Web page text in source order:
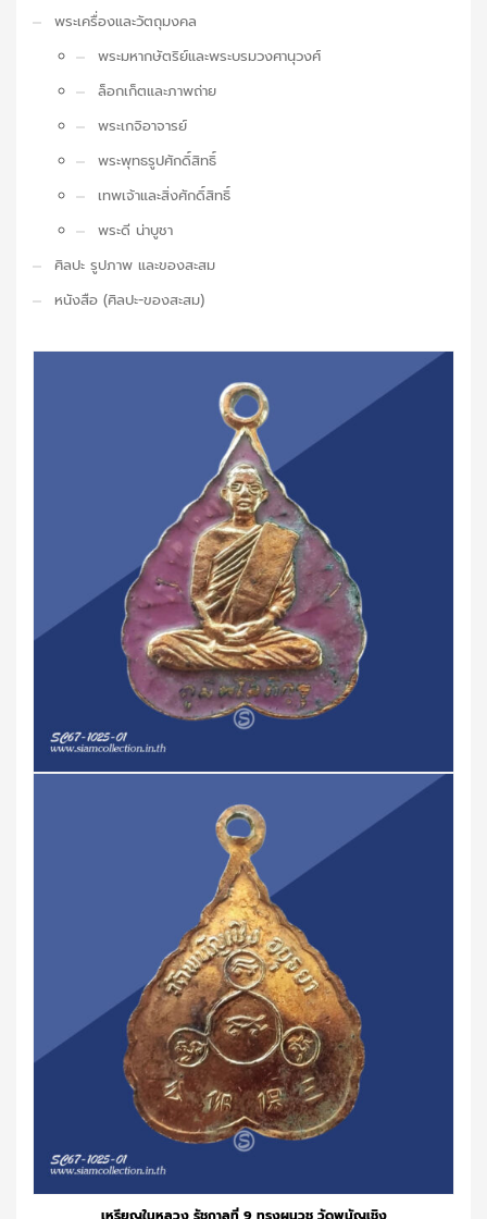
พระเครื่องและวัตถุมงคล
พระมหากษัตริย์และพระบรมวงศานุวงศ์
ล็อกเก็ตและภาพถ่าย
พระเกจิอาจารย์
พระพุทธรูปศักดิ์สิทธิ์
เทพเจ้าและสิ่งศักดิ์สิทธิ์
พระดี น่าบูชา
ศิลปะ รูปภาพ และของสะสม
หนังสือ (ศิลปะ-ของสะสม)